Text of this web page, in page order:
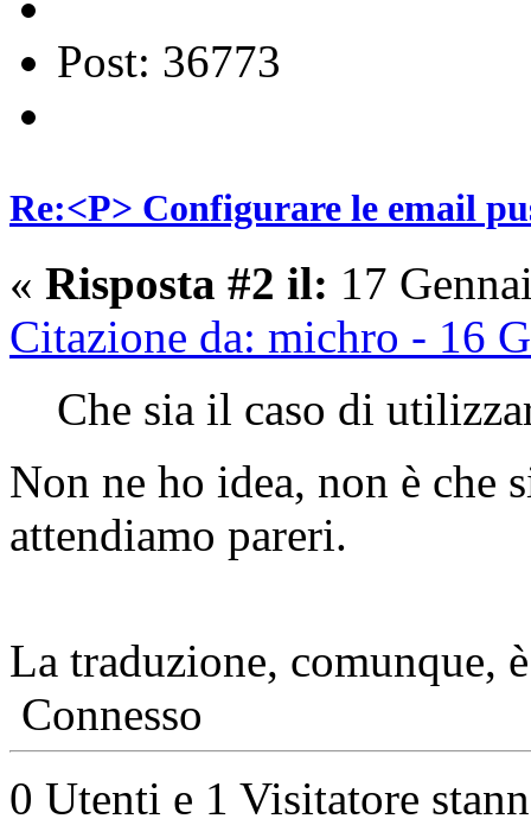
Post: 36773
Re:<P> Configurare le email
« Risposta #2 il: 17
Citazione da: michro - 16
Che sia il caso di
Non ne ho idea, non è che
attendiamo pareri.
La traduzione, comunque,
Connesso
0 Utenti e 1 Visitatore